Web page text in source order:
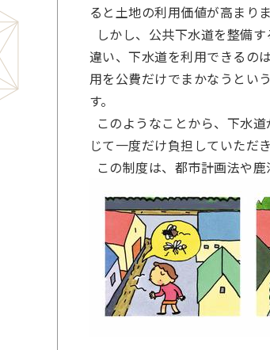
ると土地の利用価値が高まりま
しかし、公共下水道を整備
違い、下水道を利用できるの
用を公費だけでまかなうとい
す。
このようなことから、下水
じて一度だけ負担していただ
この制度は、都市計画法や